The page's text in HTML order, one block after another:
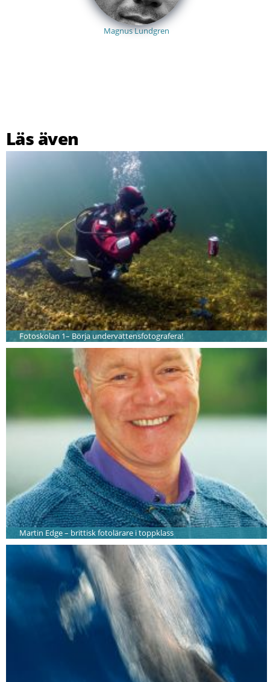
Magnus Lundgren
Läs även
Fotoskolan 1– Börja undervattensfotografera!
Martin Edge – brittisk fotolärare i toppklass